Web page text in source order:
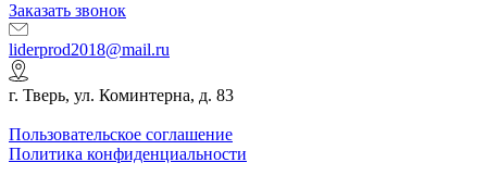
Заказать звонок
liderprod2018@mail.ru
г. Тверь, ул. Коминтерна, д. 83
Пользовательское соглашение
Политика конфиденциальности